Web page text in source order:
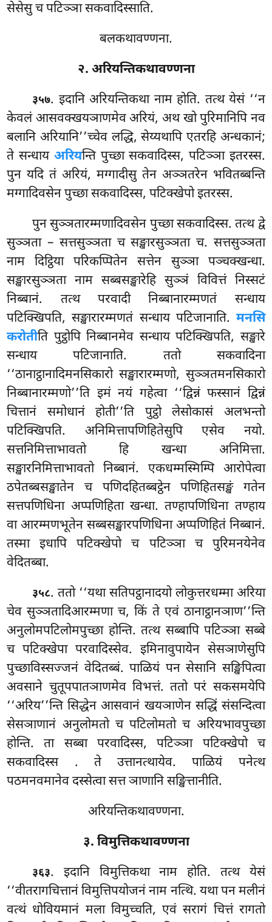
सेसेसु च पटिञ्ञा सकवादिस्साति.
बलकथावण्णना.
२. अरियन्तिकथावण्णना
३५७. इदानिअरियन्तिकथा नाम होति. तत्थ येसं ‘‘न
केवलं आसवक्खयञाणमेव अरियं, अथ खो पुरिमानिपि नव
बलानि अरियानि’’च्चेव लद्धि, सेय्यथापि एतरहि अन्धकानं;
ते सन्धाय अरियन्ति पुच्छा सकवादिस्स, पटिञ्ञा इतरस्स.
पुन यदि तं अरियं, मग्गादीसु तेन अञ्ञतरेन भवितब्बन्ति
मग्गादिवसेन पुच्छा सकवादिस्स, पटिक्खेपो इतरस्स.
पुन सुञ्ञतारम्मणादिवसेन पुच्छा सकवादिस्स. तत्थ द्वे
सुञ्ञता – सत्तसुञ्ञता च सङ्खारसुञ्ञता च. सत्तसुञ्ञता
नाम दिट्ठियापरिकप्पितेन सत्तेन सुञ्ञा पञ्चक्खन्धा.
सङ्खारसुञ्ञता नाम सब्बसङ्खारेहि सुञ्ञं विवित्तं निस्सटं
निब्बानं. तत्थ परवादी निब्बानारम्मणतं सन्धाय
पटिक्खिपति, सङ्खारारम्मणतं सन्धाय पटिजानाति. मनसि
करोतीति पुट्ठोपि निब्बानमेव सन्धाय पटिक्खिपति, सङ्खारे
सन्धाय पटिजानाति. ततो सकवादिना
‘‘ठानाट्ठानादिमनसिकारो सङ्खारारम्मणो, सुञ्ञतमनसिकारो
निब्बानारम्मणो’’ति इमं नयं गहेत्वा ‘‘द्विन्नं फस्सानं द्विन्नं
चित्तानं समोधानं होती’’ति पुट्ठो लेसोकासं अलभन्तो
पटिक्खिपति. अनिमित्तापणिहितेसुपि एसेव नयो.
सत्तनिमित्ताभावतो हि खन्धा अनिमित्ता.
सङ्खारनिमित्ताभावतो निब्बानं. एकधम्मस्मिम्पि आरोपेत्वा
ठपेतब्बसङ्खातेन च पणिदहितब्बट्ठेन पणिहितसङ्खं गतेन
सत्तपणिधिना अप्पणिहिता खन्धा. तण्हापणिधिना तण्हाय
वा आरम्मणभूतेन सब्बसङ्खारपणिधिना अप्पणिहितं निब्बानं.
तस्मा इधापि पटिक्खेपो च पटिञ्ञा च पुरिमनयेनेव
वेदितब्बा.
३५८. ततो ‘‘यथा सतिपट्ठानादयो लोकुत्तरधम्मा अरिया
चेव सुञ्ञतादिआरम्मणा च, किं ते एवं ठानाट्ठानञाण’’न्ति
अनुलोमपटिलोमपुच्छा होन्ति. तत्थ सब्बापि पटिञ्ञा सब्बे
च पटिक्खेपा परवादिस्सेव. इमिनावुपायेन सेसञाणेसुपि
पुच्छाविस्सज्जनं वेदितब्बं. पाळियं पन सेसानि सङ्खिपित्वा
अवसाने चुतूपपातञाणमेव विभत्तं. ततो परं सकसमयेपि
‘‘अरिय’’न्ति सिद्धेन आसवानं खयञाणेन सद्धिं संसन्दित्वा
सेसञाणानं अनुलोमतो च पटिलोमतो च अरियभावपुच्छा
होन्ति. ता सब्बा परवादिस्स, पटिञ्ञा पटिक्खेपो च
सकवादिस्स . ते उत्तानत्थायेव. पाळियं पनेत्थ
पठमनवमानेव दस्सेत्वा सत्त ञाणानि सङ्खित्तानीति.
अरियन्तिकथावण्णना.
३. विमुत्तिकथावण्णना
३६३. इदानि विमुत्तिकथा नाम होति. तत्थ येसं
‘‘वीतरागचित्तानं विमुत्तिपयोजनं नाम नत्थि. यथा पन मलीनं
वत्थं धोवियमानं मला विमुच्चति, एवं सरागं चित्तं रागतो